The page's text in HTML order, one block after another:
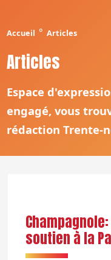
Accueil ° Articles
Articles
Espace
engagé, vous
rédaction Trente-
soutien à la